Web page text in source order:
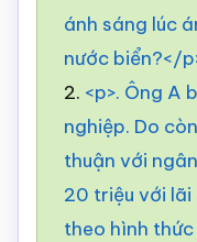
ánh sáng lúc
nước biển?</
2. <p>. Ông A
nghiệp. Do
thuận với
20 triệu với lãi
theo hình